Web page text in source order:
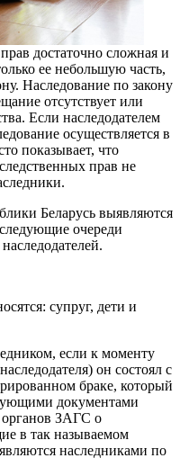
достаточно сложная и
ее небольшую часть,
Наследование по закону
отсутствует или
Если наследодателем
осуществляется в
показывает, что
прав не
Беларусь выявляются
очереди
супруг, дети и
если к моменту
он состоял с
браке, который
документами
органов ЗАГС о
в так называемом
наследниками по